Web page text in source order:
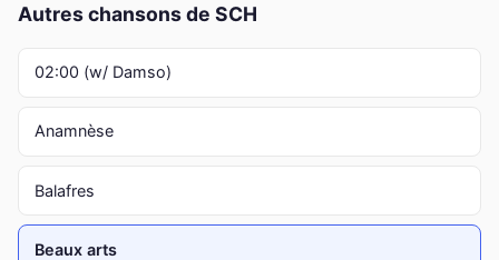
Autres chansons de SCH
02:00 (w/ Damso)
Anamnèse
Balafres
Beaux arts